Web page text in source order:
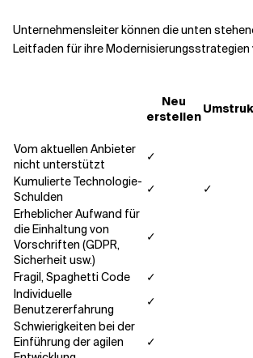
Unternehmensleiter können die unten
Leitfaden für ihre Modernisierungsstrategien
Neu
erstellen
Vom aktuellen Anbieter
nicht unterstützt
✓
Kumulierte Technologie-
Schulden
✓ ✓
Erheblicher Aufwand für
die Einhaltung von
Vorschriften (GDPR,
Sicherheit usw.)
✓
Fragil, Spaghetti Code ✓
Individuelle
Benutzererfahrung
✓
Schwierigkeiten bei der
Einführung der agilen
✓